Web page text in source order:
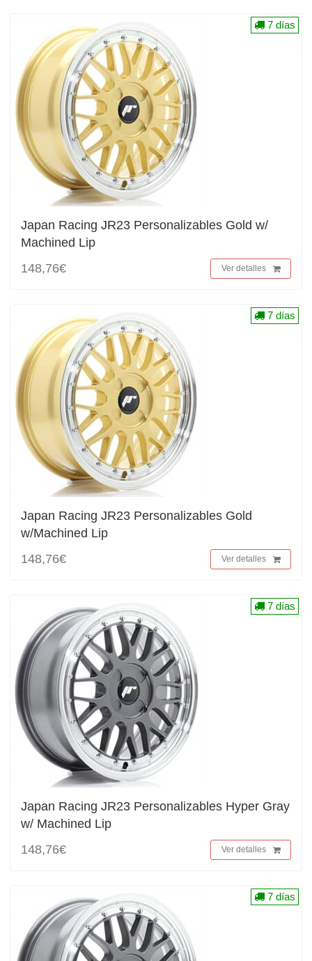
Japan Racing JR23 Personalizables Gold w/
Machined Lip
148,76€
Ver detalles
7 días
Japan Racing JR23 Personalizables Gold
w/Machined Lip
148,76€
Ver detalles
7 días
Japan Racing JR23 Personalizables Hyper Gray
w/ Machined Lip
148,76€
Ver detalles
7 días
7 días